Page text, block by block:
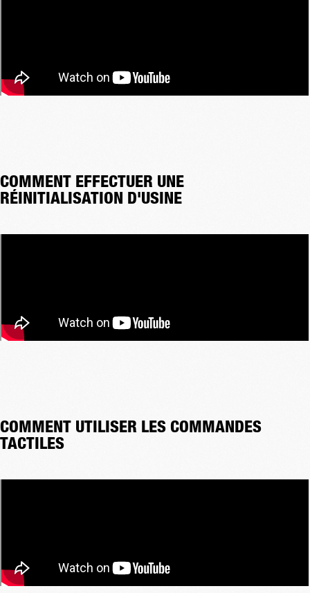
COMMENT EFFECTUER UNE
RÉINITIALISATION D'USINE
COMMENT UTILISER LES COMMANDES
TACTILES